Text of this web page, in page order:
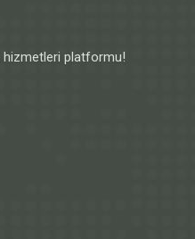
hizmetleri platformu!